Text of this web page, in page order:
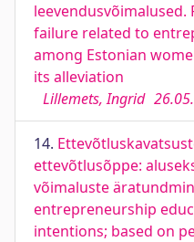
failure related to
among Estonian
its alleviation
Lillemets, Ingrid
14.
ettevõtlusõppe:
võimaluste
entrepreneurship
intentions; based on